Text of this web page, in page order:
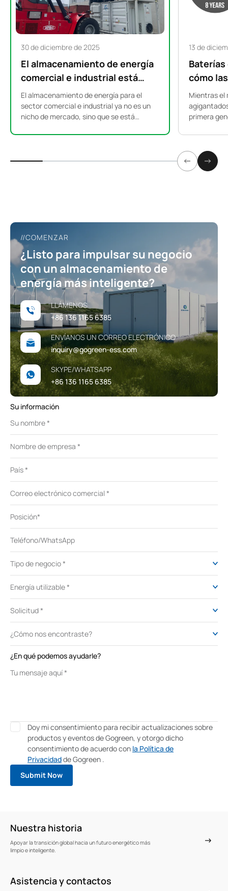
30 de diciembre de 2025
El almacenamiento de energía
comercial e industrial está
experimentando un auge
mundial: por qué los sistemas
de 500 kW a 2 MWh se están
convirtiendo en el nuevo
El almacenamiento de energía para el
sector comercial e industrial ya no es un
nicho de mercado, sino que se está
suministro eléctrico industrial a nivel
a 2 MWh están ganando tanta popularidad
13 de
Baterías
cómo
la
Mientras el
primera
//COMENZAR
¿Listo para impulsar su negocio
con un almacenamiento de
energía más inteligente?
LLÁMENOS
+86 136 1165 6385
ENVÍANOS UN CORREO ELECTRÓNICO
inquiry@gogreen-ess.com
SKYPE/WHATSAPP
+86 136 1165 6385
Su información
¿En qué podemos ayudarle?
Doy mi consentimiento para recibir actualizaciones sobre
productos y eventos de Gogreen, y otorgo dicho
consentimiento de acuerdo con la Política de
Privacidadde Gogreen .
Nuestra historia
Apoyar la transición global hacia un futuro energético más
limpio e inteligente.
Asistencia y contactos